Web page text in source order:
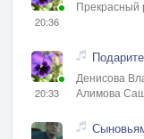
20:36
Прекрасный
20:33
Денисова
Алимова